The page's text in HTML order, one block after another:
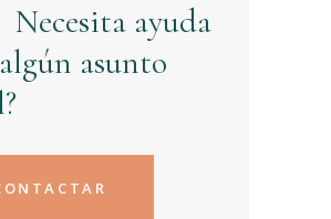
Necesita ayuda
asunto